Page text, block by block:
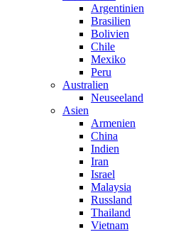
Argentinien
Brasilien
Bolivien
Chile
Mexiko
Peru
Australien
Neuseeland
Asien
Armenien
China
Indien
Iran
Israel
Malaysia
Russland
Thailand
Vietnam